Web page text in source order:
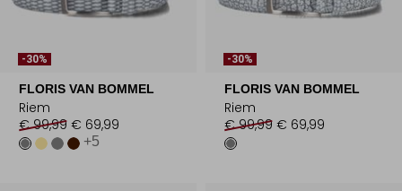
-30%
FLORIS VAN BOMMEL
Riem
€ 99,99 € 69,99
+5
-30%
FLORIS VAN BOMMEL
Riem
€ 99,99 € 69,99